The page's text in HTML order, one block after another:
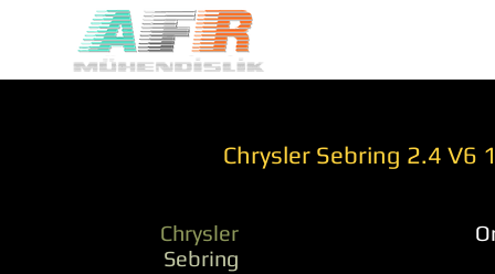
Chrysler Sebring 2.4 V6
Chrysler
Sebring